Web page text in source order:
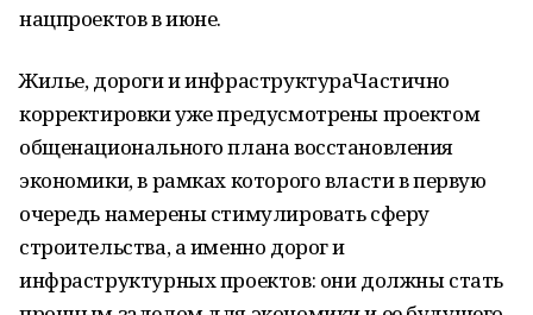
нацпроектов в июне.
Жилье, дороги и инфраструктураЧастично
корректировки уже предусмотрены проектом
общенационального плана восстановления
экономики, в рамках которого власти в первую
очередь намерены стимулировать сферу
строительства, а именно дорог и
инфраструктурных проектов: они должны стать